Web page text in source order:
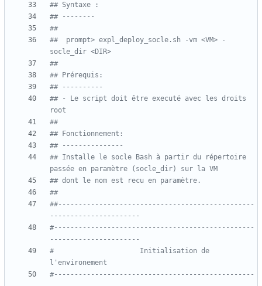
## Syntaxe :
## --------
##
##  prompt> expl_deploy_socle.sh -vm <VM> -
socle_dir <DIR>
##
## Prérequis:
## ----------
## - Le script doit être executé avec les droits
root
##
## Fonctionnement:
## ---------------
## Installe le socle Bash à partir du répertoire
passée en paramètre (socle_dir) sur la VM
## dont le nom est recu en paramètre.
##
##------------------------------------------------
----------------------
#-------------------------------------------------
----------------------
#                     Initialisation de
l'environement
#-------------------------------------------------